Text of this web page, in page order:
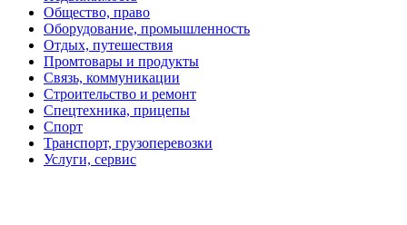
Общество, право
Оборудование, промышленность
Отдых, путешествия
Промтовары и продукты
Связь, коммуникации
Строительство и ремонт
Спецтехника, прицепы
Спорт
Транспорт, грузоперевозки
Услуги, сервис